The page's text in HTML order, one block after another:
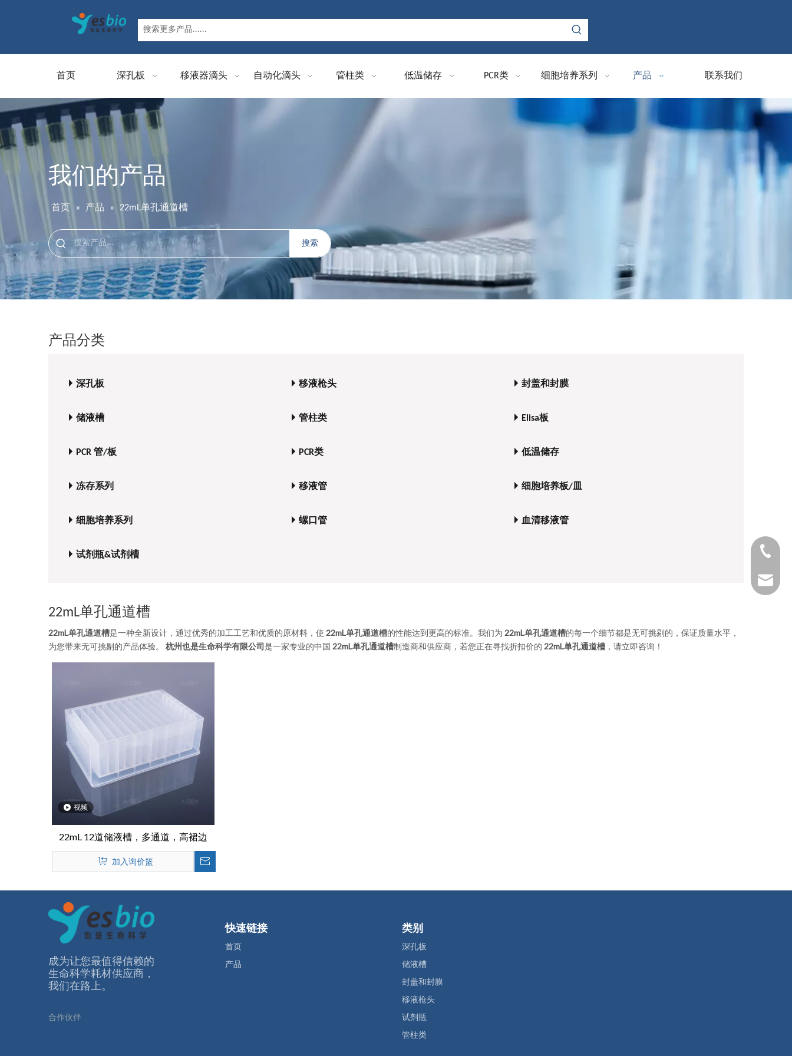
首页 深孔板 移液器滴头 自动化滴头 管柱类 低温储存 PCR类 细胞培养系列 产品 联系我们
我们的产品
首页 » 产品 » 22mL单孔通道槽
搜索
产品分类
深孔板 移液枪头 封盖和封膜
储液槽 管柱类 Elisa板
PCR 管/板 PCR类 低温储存
冻存系列 移液管 细胞培养板/皿
细胞培养系列 螺口管 血清移液管
试剂瓶&试剂槽
22mL单孔通道槽
22mL单孔通道槽是一种全新设计，通过优秀的加工工艺和优质的原材料，使 22mL单孔通道槽的性能达到更高的标准。我们为 22mL单孔通道槽的每一个细节都是无可挑剔的，保证质量水平，
为您带来无可挑剔的产品体验。 杭州也是生命科学有限公司是一家专业的中国 22mL单孔通道槽制造商和供应商，若您正在寻找折扣价的 22mL单孔通道槽 ，请立即咨询！
视频
22mL 12道储液槽，多通道，高裙边
加入询价篮
成为让您最值得信赖的
⽣命科学耗材供应商，
我们在路上。
合作伙伴
快速链接
首页
产品
类别
深孔板
储液槽
封盖和封膜
移液枪头
试剂瓶
管柱类